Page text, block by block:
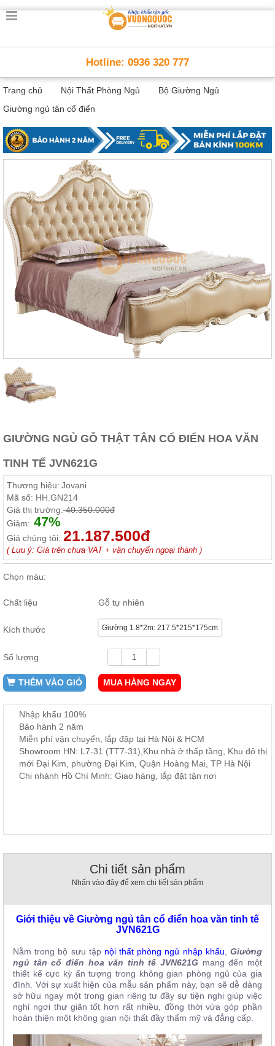
Trang
Thông
Minh
Nội
thất
minh
Nội
Em
Giường
tầng,
bàn
học, tủ
sách
Nội
Thất
Phòng
Khách
trà...
Nội
Thất
Giường
ngủ, tủ
trang
Nội
Thất
Phòng
Ăn
Bàn
ăn,
ghế
ăn,
Thất
Công,
Vườn
Bàn
ghế
Phụ
Kiện
, đồ
trí
Nhà
Hàng
Hàng
Hotline: 0936 320 777
Trang chủ Nội Thất Phòng Ngủ
Bộ Giường Ngủ
Giường ngủ tân cổ điển
GIƯỜNG NGỦ GỖ THẬT TÂN CỔ ĐIỂN HOA VĂN
TINH TẾ JVN621G
Thương hiệu: Jovani
Mã số: HH.GN214
Giá thị trường:40.350.000đ
Giảm: 47%
Giá chúng tôi: 21.187.500đ
( Lưu ý: Giá trên chưa VAT + vận chuyển ngoại thành )
Chọn màu:
Chất liệu Gỗ tự nhiên
Kích thước Giường 1.8*2m: 217.5*215*175cm
Số lượng
THÊM VÀO GIỎ MUA HÀNG NGAY
Nhập khẩu 100%
Bảo hành 2 năm
Miễn phí vận chuyển, lắp đặp tại Hà Nội & HCM
Showroom HN: L7-31 (TT7-31),Khu nhà ở thấp tầng, Khu đô thị
mới Đại Kim, phường Đại Kim, Quận Hoàng Mai, TP Hà Nội
Chi nhánh Hồ Chí Minh: Giao hàng, lắp đặt tận nơi
Chi tiết sản phẩm
Nhấn vào đây để xem chi tiết sản phẩm
Giới thiệu về Giường ngủ tân cổ điển hoa văn tinh tế
JVN621G
Nằm trong bộ sưu tập nội thất phòng ngủ nhập khẩu ,Giường
ngủ tân cổ điển hoa văn tinh tế JVN621G mang đến một
thiết kế cực kỳ ấn tượng trong không gian phòng ngủ của gia
đình. Với sự xuất hiện của mẫu sản phẩm này, bạn sẽ dễ dàng
sở hữu ngay một trong gian riêng tư đầy sự tiện nghi giúp việc
nghỉ ngơi thư giãn tốt hơn rất nhiều, đồng thời vừa góp phần
hoàn thiện một không gian nội thất đầy thẩm mỹ và đẳng cấp.